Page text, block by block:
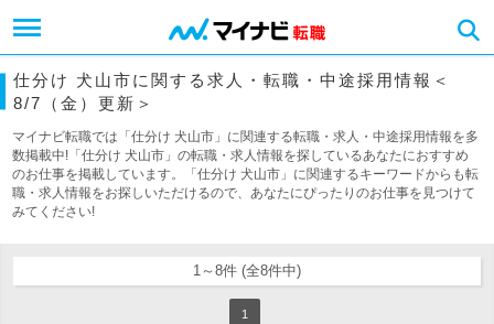
仕分け 犬山市に関する求人・転職・中途採用情報＜
8/7（金）更新＞
マイナビ転職では「仕分け 犬山市」に関連する転職・求人・中途採用情報を多
数掲載中!「仕分け 犬山市」の転職・求人情報を探しているあなたにおすすめ
のお仕事を掲載しています。「仕分け 犬山市」に関連するキーワードからも転
職・求人情報をお探しいただけるので、あなたにぴったりのお仕事を見つけて
みてください!
1～8件 (全8件中)
1